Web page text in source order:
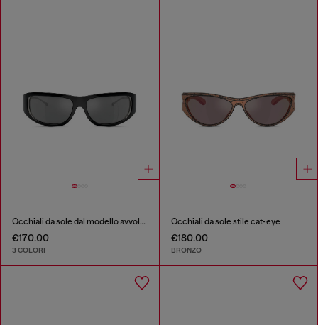
Occhiali da sole dal modello avvolgente
€170.00
3 COLORI
Occhiali da sole stile cat-eye
€180.00
BRONZO